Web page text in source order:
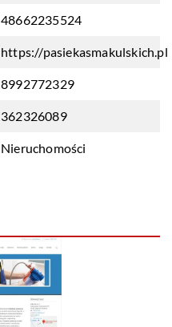
48662235524
https://pasiekasmakulskich.pl
8992772329
362326089
Nieruchomości